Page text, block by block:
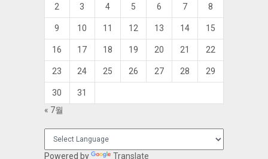
2 3 4 5 6 7 8
9 10 11 12 13 14 15
16 17 18 19 20 21 22
23 24 25 26 27 28 29
30
31
« 7월
Powered by Translate